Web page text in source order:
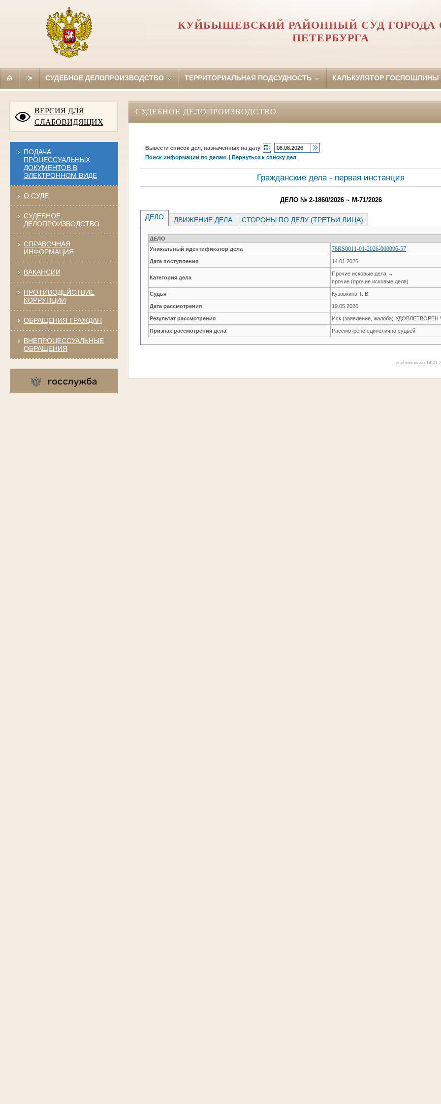
КУЙБЫШЕВСКИЙ РАЙОННЫЙ СУД ГОРОДА
ПЕТЕРБУРГА
СУДЕБНОЕ ДЕЛОПРОИЗВОДСТВО ТЕРРИТОРИАЛЬНАЯ ПОДСУДНОСТЬ КАЛЬКУЛЯТОР ГОСПОШЛИНЫ
ВЕРСИЯ ДЛЯ
СЛАБОВИДЯЩИХ
ПОДАЧА
ПРОЦЕССУАЛЬНЫХ
ДОКУМЕНТОВ В
ЭЛЕКТРОННОМ ВИДЕ
О СУДЕ
СУДЕБНОЕ
ДЕЛОПРОИЗВОДСТВО
СПРАВОЧНАЯ
ИНФОРМАЦИЯ
ВАКАНСИИ
ПРОТИВОДЕЙСТВИЕ
КОРРУПЦИИ
ОБРАЩЕНИЯ ГРАЖДАН
ВНЕПРОЦЕССУАЛЬНЫЕ
ОБРАЩЕНИЯ
СУДЕБНОЕ ДЕЛОПРОИЗВОДСТВО
Вывести список дел, назначенных на дату
Поиск информации по делам |Вернуться к списку дел
Гражданские дела - первая инстанция
ДЕЛО № 2-1860/2026 ~ М-71/2026
ДЕЛО ДВИЖЕНИЕ ДЕЛА СТОРОНЫ ПО ДЕЛУ (ТРЕТЬИ ЛИЦА)
ДЕЛО
Уникальный идентификатор дела
78RS0011-01-2026-000096-57
Дата поступления 14.01.2026
Категория дела
Прочие исковые дела →
прочие (прочие исковые дела)
Судья Кузовкина Т. В.
Дата рассмотрения 19.05.2026
Результат рассмотрения Иск (заявление, жалоба)
Признак рассмотрения дела Рассмотрено единолично судьей
опубликовано